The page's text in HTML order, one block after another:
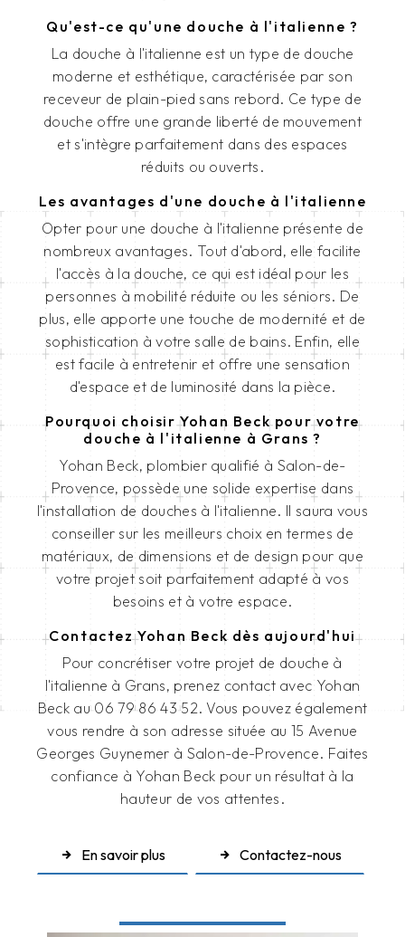
Qu'est-ce qu'une douche à l'italienne ?
La douche à l'italienne est un type de douche
moderne et esthétique, caractérisée par son
receveur de plain-pied sans rebord. Ce type de
douche offre une grande liberté de mouvement
et s'intègre parfaitement dans des espaces
réduits ou ouverts.
Les avantages d'une douche à l'italienne
Opter pour une douche à l'italienne présente de
nombreux avantages. Tout d'abord, elle facilite
l'accès à la douche, ce qui est idéal pour les
personnes à mobilité réduite ou les séniors. De
plus, elle apporte une touche de modernité et de
sophistication à votre salle de bains. Enfin, elle
est facile à entretenir et offre une sensation
d'espace et de luminosité dans la pièce.
Pourquoi choisir Yohan Beck pour votre
douche à l'italienne à Grans ?
Yohan Beck, plombier qualifié à Salon-de-
Provence, possède une solide expertise dans
l'installation de douches à l'italienne. Il saura vous
conseiller sur les meilleurs choix en termes de
matériaux, de dimensions et de design pour que
votre projet soit parfaitement adapté à vos
besoins et à votre espace.
Contactez Yohan Beck dès aujourd'hui
Pour concrétiser votre projet de douche à
l'italienne à Grans, prenez contact avec Yohan
Beck au 06 79 86 43 52. Vous pouvez également
vous rendre à son adresse située au 15 Avenue
Georges Guynemer à Salon-de-Provence. Faites
confiance à Yohan Beck pour un résultat à la
hauteur de vos attentes.
En savoir plus Contactez-nous